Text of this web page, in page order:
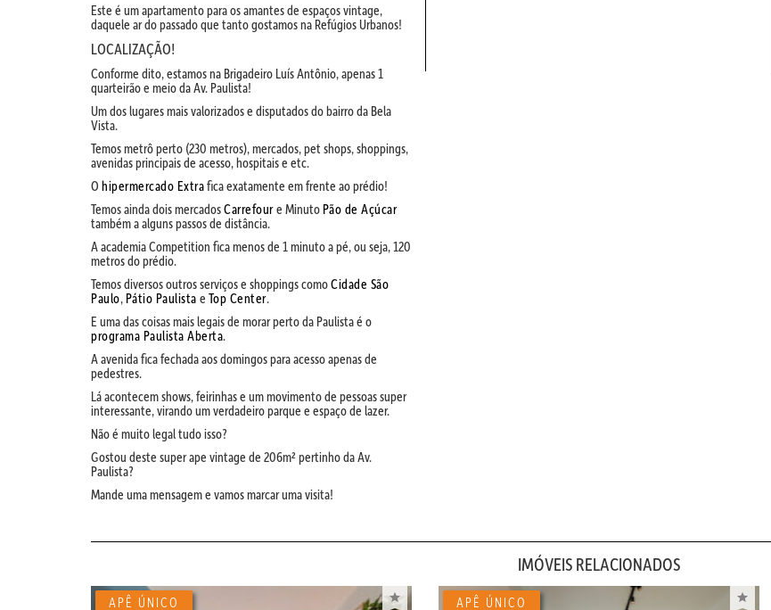
Este é um apartamento para os amantes de espaços vintage,
daquele ar do passado que tanto gostamos na Refúgios Urbanos!
LOCALIZAÇÃO!
Conforme dito, estamos na Brigadeiro Luís Antônio, apenas 1
quarteirão e meio da Av. Paulista!
Um dos lugares mais valorizados e disputados do bairro da Bela
Vista.
Temos metrô perto (230 metros), mercados, pet shops, shoppings,
avenidas principais de acesso, hospitais e etc.
O hipermercado Extrafica exatamente em frente ao prédio!
Temos ainda dois mercadosCarrefoure Minuto Pão de Açúcar
também a alguns passos de distância.
A academia Competition fica menos de 1 minuto a pé, ou seja, 120
metros do prédio.
Temos diversos outros serviços e shoppings comoCidade São
Paulo, Pátio Paulista e Top Center.
E uma das coisas mais legais de morar perto da Paulista é o
programa Paulista Aberta.
A avenida fica fechada aos domingos para acesso apenas de
pedestres.
Lá acontecem shows, feirinhas e um movimento de pessoas super
interessante, virando um verdadeiro parque e espaço de lazer.
Não é muito legal tudo isso?
Gostou deste super ape vintage de 206m² pertinho da Av.
Paulista?
Mande uma mensagem e vamos marcar uma visita!
IMÓVEIS RELACIONADOS